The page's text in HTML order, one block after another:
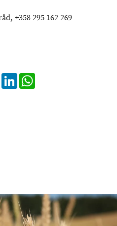
+358 295 162 269
TwitterLinkedIn